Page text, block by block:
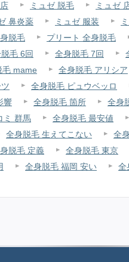
ミュゼ 脱毛 ミュゼ
鼻炎薬 ミュゼ 服装
脱毛 プリート 全身脱毛
毛 6回 全身脱毛 7回
毛 mame 全身脱毛 アリシア
全身脱毛 ピュウベッロ
響 全身脱毛 箇所
全身
ミ 群馬 全身脱毛 最安値
全身脱毛 生えてこない 全
脱毛 定義 全身脱毛 東京
全身脱毛 福岡 安い
全